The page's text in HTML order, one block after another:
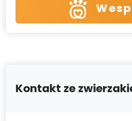
Kontakt ze